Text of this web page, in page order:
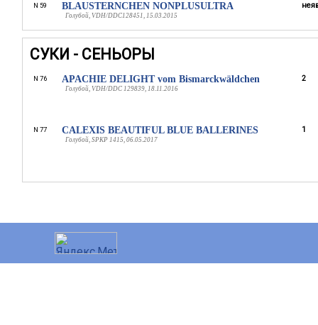
N 59 BLAUSTERNCHEN NONPLUSULTRA
Голубой, VDH/DDC128451, 15.03.2015
СУКИ - СЕНЬОРЫ
N 76 APACHIE DELIGHT vom Bismarckwäldchen
Голубой, VDH/DDC 129839, 18.11.2016
2
N 77 CALEXIS BEAUTIFUL BLUE BALLERINES
Голубой, SPKP 1415, 06.05.2017
1